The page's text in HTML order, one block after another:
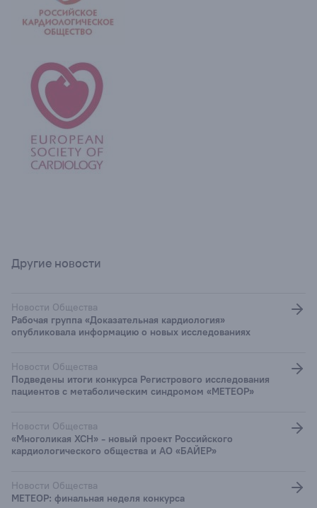
Другие новости
Новости Общества
Рабочая группа «Доказательная кардиология»
опубликовала информацию о новых исследованиях
Новости Общества
Подведены итоги конкурса Регистрового исследования
пациентов с метаболическим синдромом «МЕТЕОР»
Новости Общества
«Многоликая ХСН» - новый проект Российского
кардиологического общества и АО «БАЙЕР»
Новости Общества
МЕТЕОР: финальная неделя конкурса